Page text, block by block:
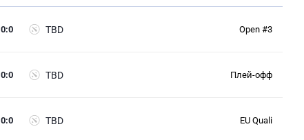
TBD
0:0 Open #3
TBD
0:0 Плей-офф
TBD
0:0 EU Quali